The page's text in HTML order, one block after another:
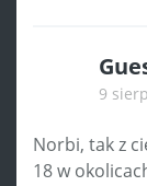
9
Norbi, tak z
18 w